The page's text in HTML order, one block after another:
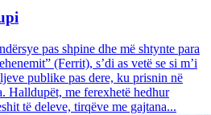
pas shpine dhe më shtynte para
(Ferrit), s’di as vetë se si m’i
publike pas dere, ku prisnin në
Halldupët, me ferexhetë hedhur
të deleve, tirqëve me gajtana...